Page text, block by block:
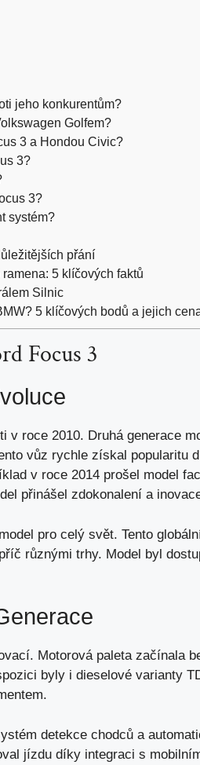
jeho konkurentům?
Golfem?
3 a Hondou Civic?
3?
3?
systém?
přání
5 klíčových faktů
Silnic
5 klíčových bodů a jejich
Focus 3
v roce 2010. Druhá generace
vůz rychle získal popularitu
v roce 2014 prošel model
přinášel zdokonalení a
pro celý svět. Tento
různými trhy. Model byl
Motorová paleta začínala
byly i dieselové varianty
detekce chodců a
jízdu díky integraci s